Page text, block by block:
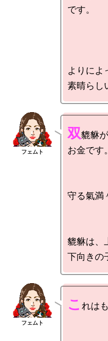
です。
よりによ
双貔貅
お金です。
守る氣満
貔貅は、
こ れは